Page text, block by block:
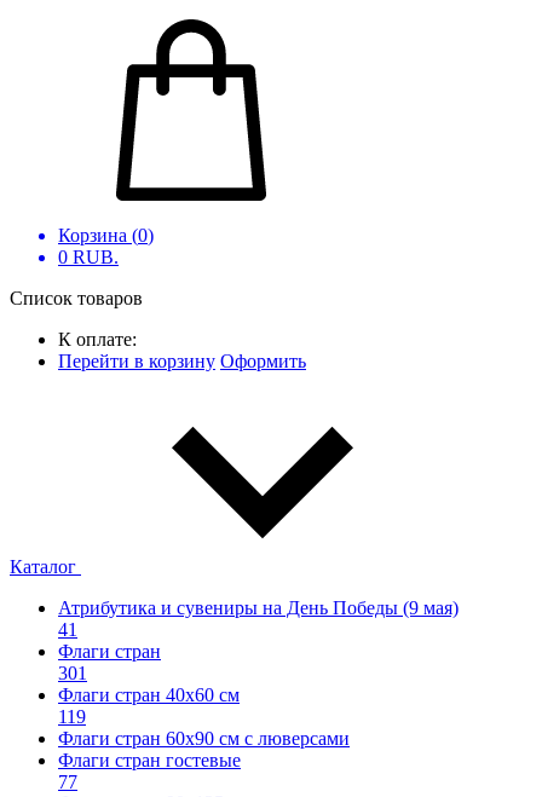
Корзина (0)
0 RUB.
Список товаров
К оплате:
Перейти в корзину Оформить
Каталог
Атрибутика и сувениры на День Победы (9 мая)
41
Флаги стран
301
Флаги стран 40х60 см
119
Флаги стран 60x90 см с люверсами
Флаги стран гостевые
77